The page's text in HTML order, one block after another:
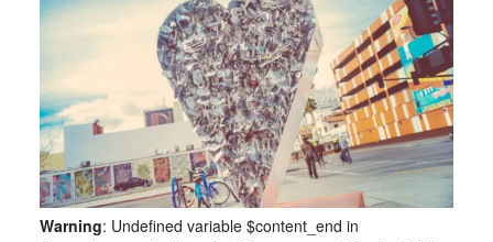
Warning: Undefined variable $content_end in